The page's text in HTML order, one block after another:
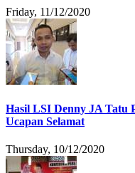
Friday, 11/12/2020
Hasil LSI Denny JA Tatu
Ucapan Selamat
Thursday, 10/12/2020